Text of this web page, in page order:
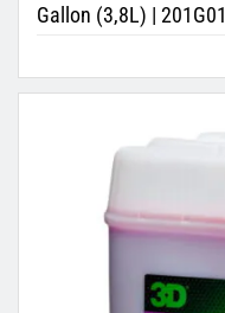
Gallon (3,8L) | 201G01